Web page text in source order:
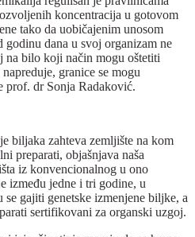
koncentracija u gotovom
tako da uobičajenim unosom
godinu dana u svoj organizam ne
na bilo koji način mogu oštetiti
granice se mogu
prof. dr Sonja Radaković.
biljaka zahteva zemljište na kom
preparati, objašnjava naša
iz konvencionalnog u ono
između jedne i tri godine, u
gajiti genetske izmenjene biljke, a
sertifikovani za organski uzgoj.